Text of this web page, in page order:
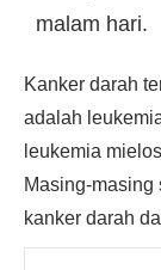
malam hari.
Kanker darah
adalah
leukemia
Masing-
kanker darah